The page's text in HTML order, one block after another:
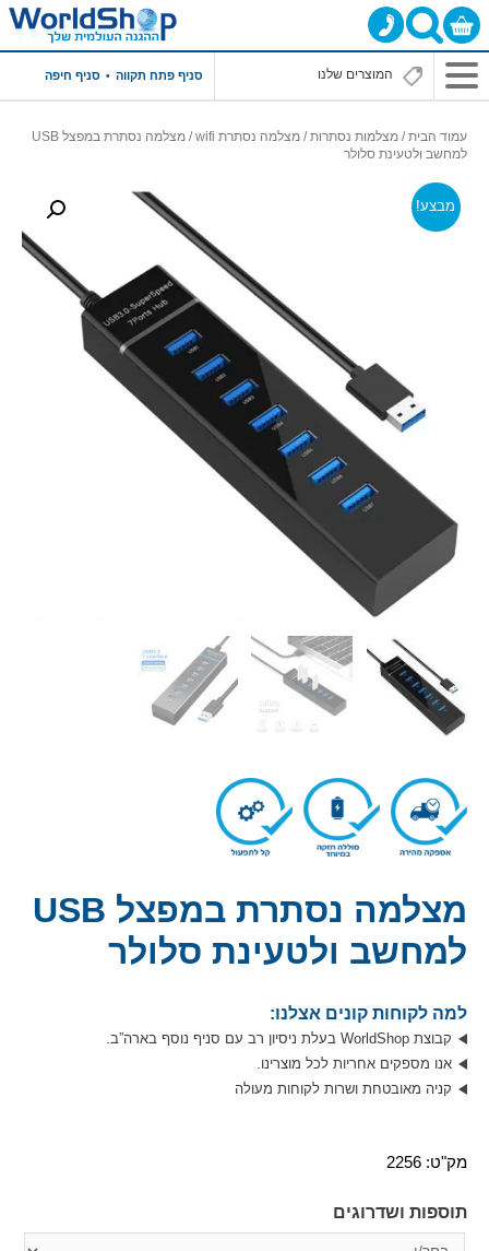
סניף פתח תקווה סניף חיפה
עמוד הבית/ מצלמות נסתרות/ מצלמה נסתרת wifi
/ מצלמה נסתרת במפצל USB
למחשב ולטעינת סלולר
מבצע!
מצלמה נסתרת במפצל USB
למחשב ולטעינת סלולר
למה לקוחות קונים אצלנו:
קבוצת WorldShop בעלת ניסיון רב עם סניף נוסף בארה”ב.
אנו מספקים אחריות לכל מוצרינו.
קניה מאובטחת ושרות לקוחות מעולה
מק"ט: 2256
תוספות ושדרוגים